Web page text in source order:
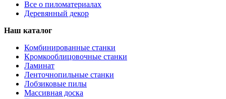
Все о пиломатериалах
Деревянный декор
Наш каталог
Комбинированные станки
Кромкооблицовочные станки
Ламинат
Ленточнопильные станки
Лобзиковые пилы
Массивная доска